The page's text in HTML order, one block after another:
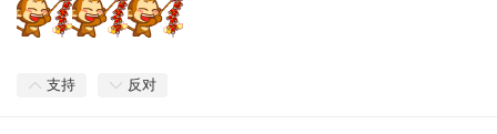
支持 反对